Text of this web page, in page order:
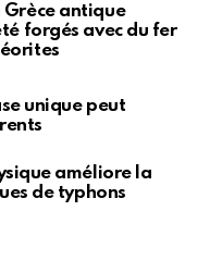
Grèce antique
forgés avec du fer
unique peut
améliore la
de typhons